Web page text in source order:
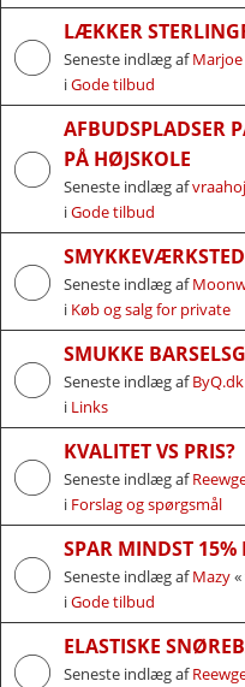
LÆKKER
Seneste indlæg afMarjoe
iGode tilbud
AFBUDSPLADSER
PÅ HØJSKOLE
Seneste indlæg af
iGode tilbud
Seneste indlæg af
i Køb og salg for private
SMUKKE
Seneste indlæg afByQ.dk
i Links
KVALITET VS PRIS?
Seneste indlæg af
i Forslag og spørgsmål
SPAR MINDST 15%
Seneste indlæg afMazy«
iGode tilbud
ELASTISKE
Seneste indlæg af